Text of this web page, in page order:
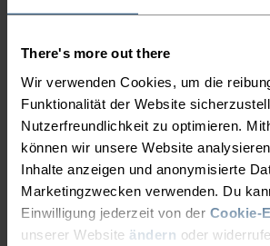
There's more out there
Wir verwenden Cookies, um die
Funktionalität der Website
Nutzerfreundlichkeit zu optimieren.
können wir unsere Website
Inhalte anzeigen und anonymisierte
Marketingzwecken verwenden. Du
Einwilligung jederzeit von der Cookie-
unserer Website ändern oder
AKTIVITÄTSNIVEAU
NIEDRIG MODERAT
AKTIVITÄTSART
ALLES HOCHINTENSIVE AKTIVITÄTEN
Training - Running